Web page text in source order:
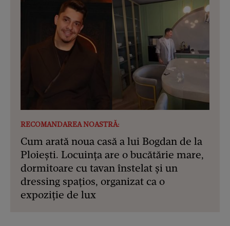
RECOMANDAREA NOASTRĂ:
Cum arată noua casă a lui Bogdan de la
Ploiești. Locuința are o bucătărie mare,
dormitoare cu tavan înstelat și un
dressing spațios, organizat ca o
expoziție de lux